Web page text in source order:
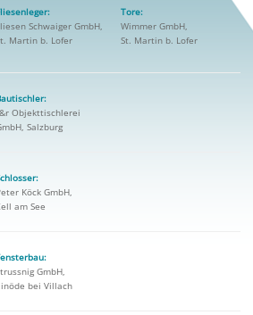
Schwaiger GmbH,
Martin b. Lofer
Tore:
Wimmer GmbH,
St. Martin b. Lofer
Objekttischlerei
Salzburg
Köck GmbH,
am See
GmbH,
bei Villach